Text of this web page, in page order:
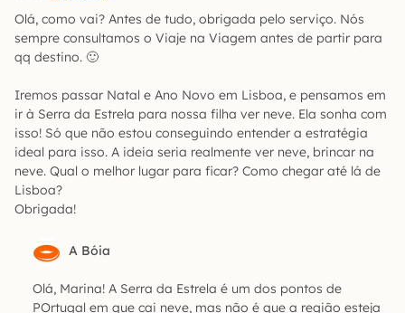
Olá, como vai? Antes de tudo, obrigada pelo serviço. Nós
sempre consultamos o Viaje na Viagem antes de partir para
qq destino. 🙂
Iremos passar Natal e Ano Novo em Lisboa, e pensamos em
ir à Serra da Estrela para nossa filha ver neve. Ela sonha com
isso! Só que não estou conseguindo entender a estratégia
ideal para isso. A ideia seria realmente ver neve, brincar na
neve. Qual o melhor lugar para ficar? Como chegar até lá de
Lisboa?
Obrigada!
A Bóia
Olá, Marina! A Serra da Estrela é um dos pontos de
POrtugal em que cai neve, mas não é que a região esteja